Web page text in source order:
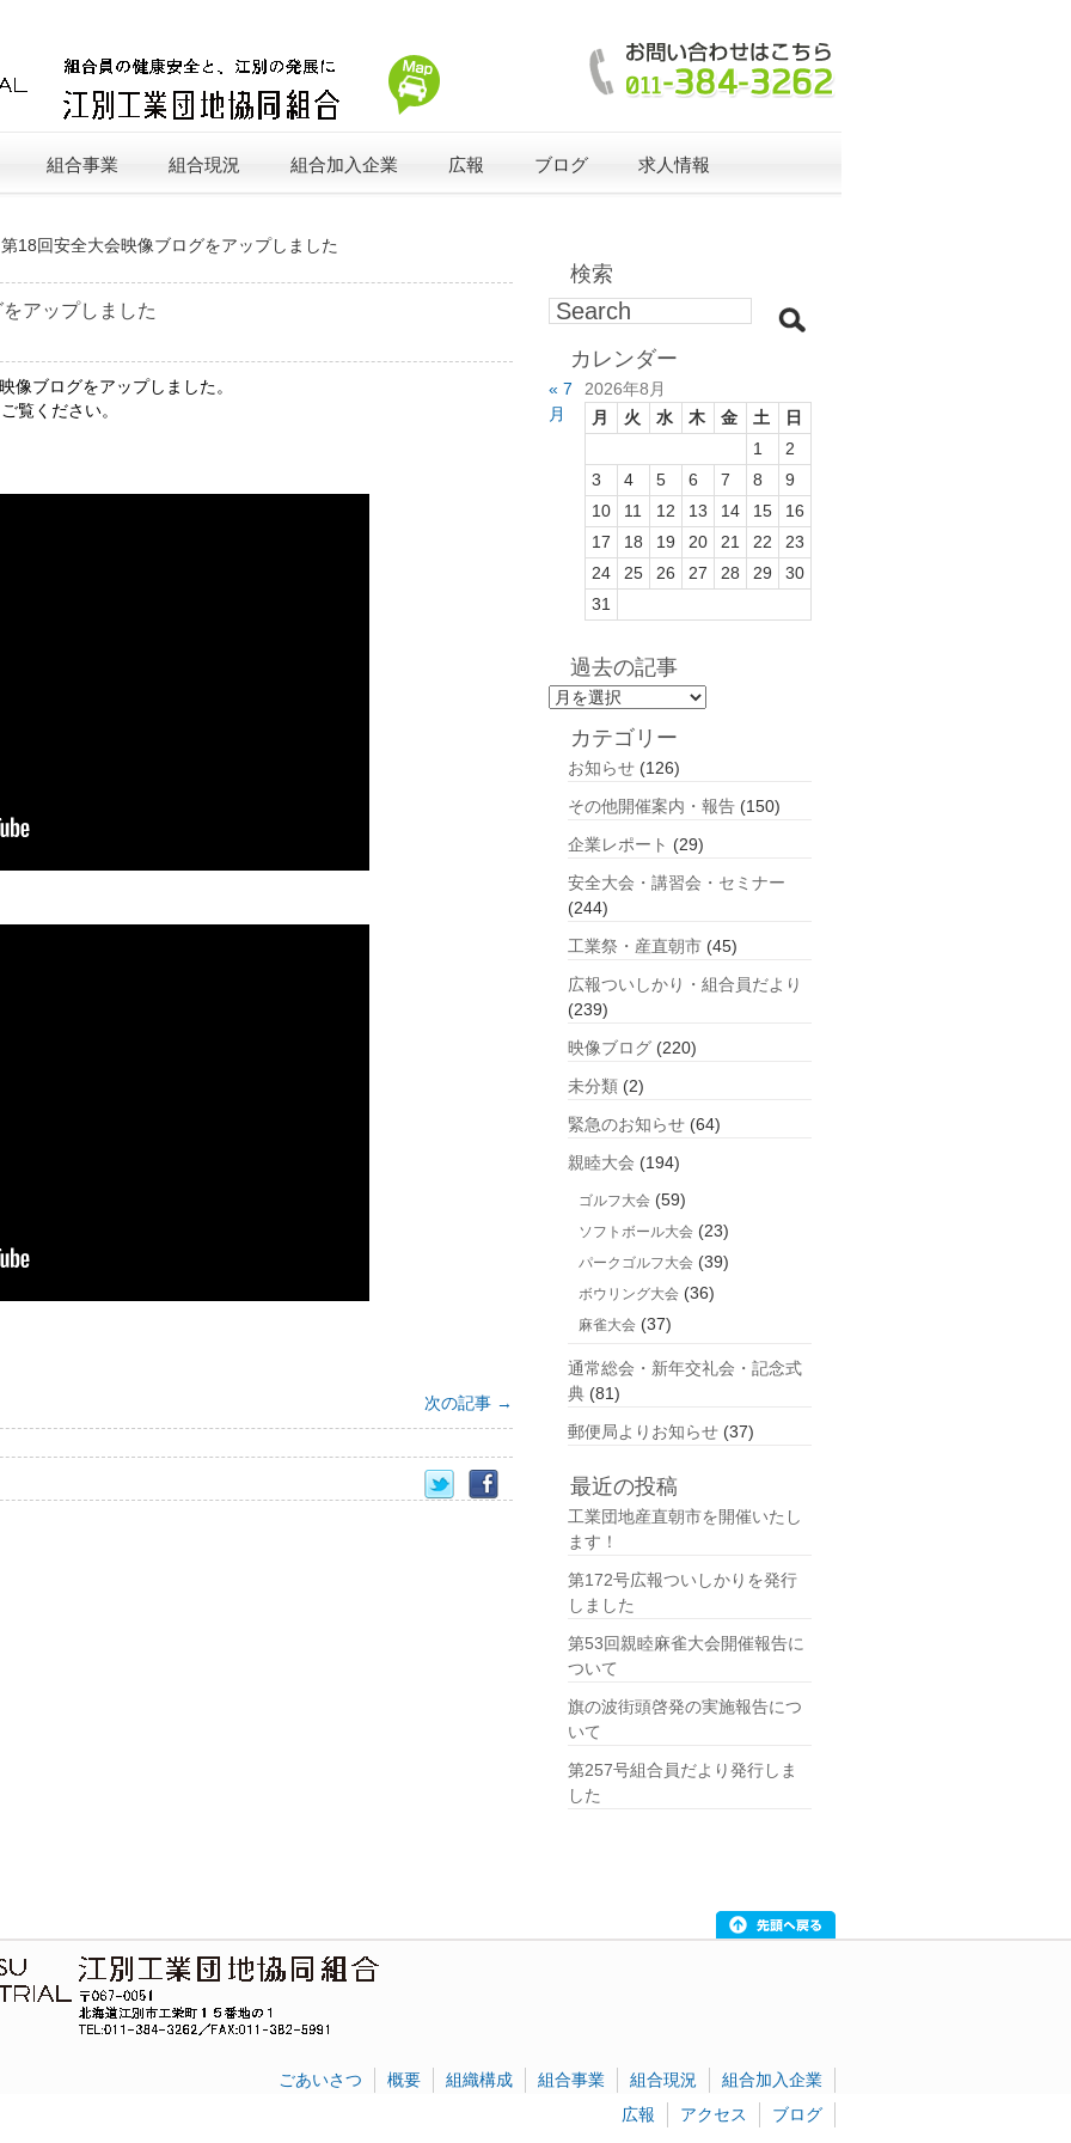
組合事業 組合現況 組合加入企業 広報 ブログ 求人情報
第18回安全大会映像ブログをアップしました
アップしました
像ブログをアップしました。
覧ください。
次の記事 →
検索
カレンダー
2026年8月
月
火 水 木 金 土
日
1
2
3
4 5 6 7 8
9
10
11 12 13 14 15
16
17
18 19 20 21 22
23
24
25 26 27 28 29
30
31
« 7
月
過去の記事
過
カテゴリー
お知らせ (126)
その他開催案内・報告 (150)
企業レポート (29)
安全大会・講習会・セミナー
(244)
工業祭・産直朝市 (45)
広報ついしかり・組合員だより
(239)
映像ブログ (220)
未分類 (2)
緊急のお知らせ (64)
親睦大会 (194)
ゴルフ大会 (59)
ソフトボール大会 (23)
パークゴルフ大会 (39)
ボウリング大会 (36)
麻雀大会 (37)
通常総会・新年交礼会・記念式
典 (81)
郵便局よりお知らせ (37)
最近の投稿
工業団地産直朝市を開催いたし
ます！
第172号広報ついしかりを発行
しました
第53回親睦麻雀大会開催報告に
ついて
旗の波街頭啓発の実施報告につ
いて
第257号組合員だより発行しま
した
ごあいさつ 概要 組織構成 組合事業 組合現況
組合加入企業
広報
アクセス ブログ